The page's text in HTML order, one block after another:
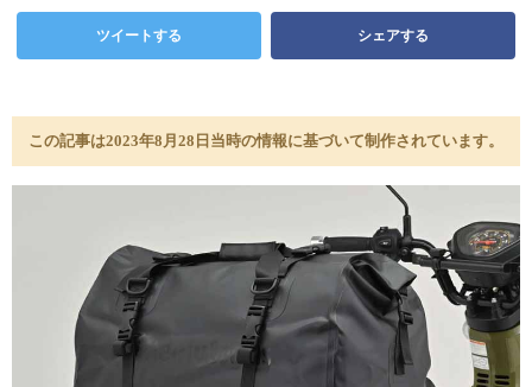
ツイートする シェアする
この記事は2023年8月28日当時の情報に基づいて制作されています。